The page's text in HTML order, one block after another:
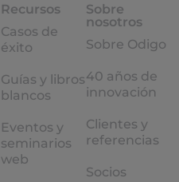
Recursos
Casos de
éxito
Guías y libros
blancos
Eventos y
seminarios
web
Sobre
nosotros
Sobre Odigo
40 años de
innovación
Clientes y
referencias
Socios